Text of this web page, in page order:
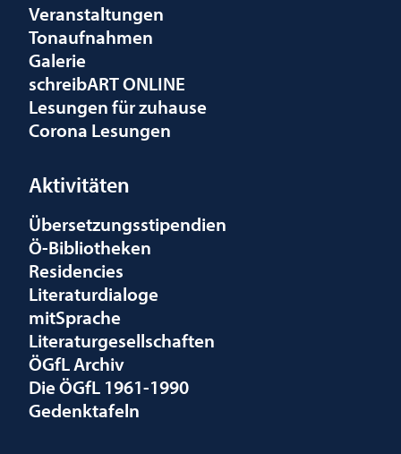
Veranstaltungen
Tonaufnahmen
Galerie
schreibART ONLINE
Lesungen für zuhause
Corona Lesungen
Aktivitäten
Übersetzungsstipendien
Ö-Bibliotheken
Residencies
Literaturdialoge
mitSprache
Literaturgesellschaften
ÖGfL Archiv
Die ÖGfL 1961-1990
Gedenktafeln